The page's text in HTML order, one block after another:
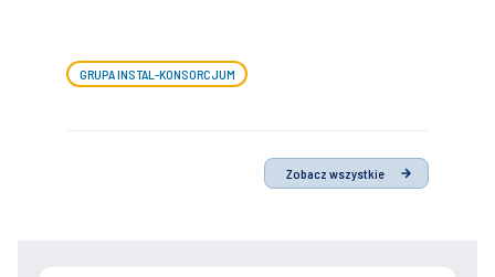
GRUPA INSTAL-KONSORCJUM
Zobacz wszystkie